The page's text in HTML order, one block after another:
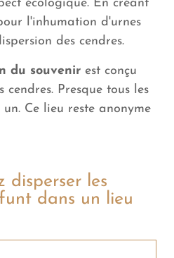
écologique. En créant
l'inhumation d'urnes
des cendres.
du souvenir est conçu
Presque tous les
un. Ce lieu reste anonyme
disperser les
dans un lieu